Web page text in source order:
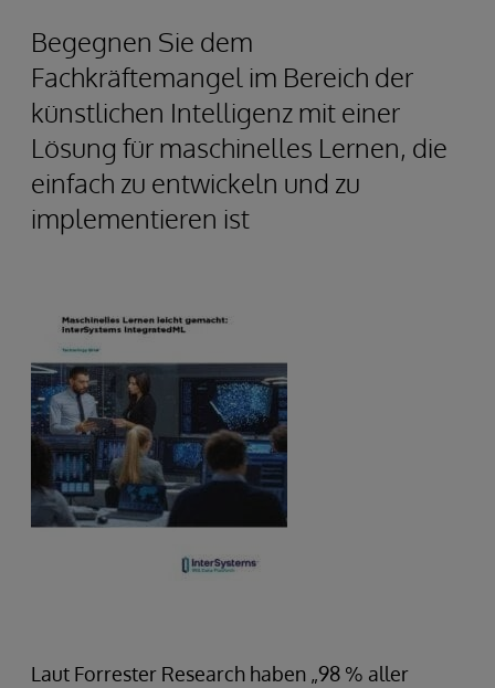
Begegnen Sie dem
Fachkräftemangel im Bereich der
künstlichen Intelligenz mit einer
Lösung für maschinelles Lernen, die
einfach zu entwickeln und zu
implementieren ist
Laut Forrester Research haben „98 % aller